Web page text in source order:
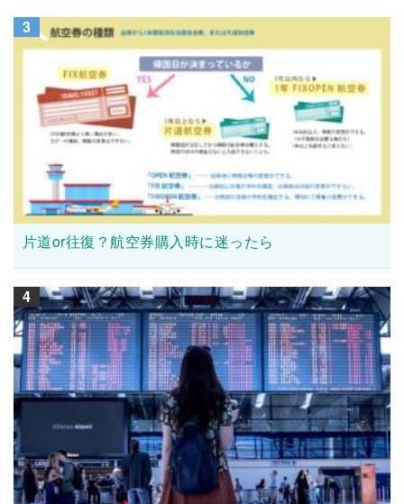
3
片道or往復？航空券購入時に迷ったら
4